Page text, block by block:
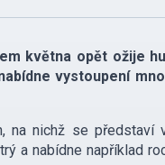
května opět ožije
vystoupení
na nichž se
a nabídne například